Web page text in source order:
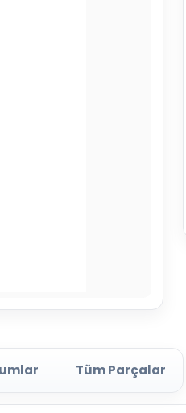
Tüm Parçalar